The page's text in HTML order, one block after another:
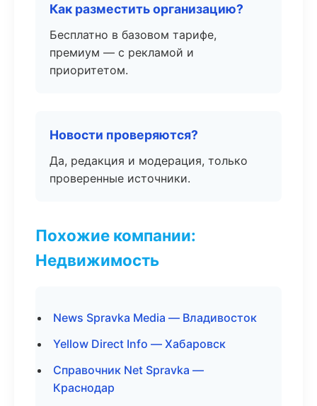
Как разместить организацию?
Бесплатно в базовом тарифе,
премиум — с рекламой и
приоритетом.
Новости проверяются?
Да, редакция и модерация, только
проверенные источники.
Похожие компании:
Недвижимость
News Spravka Media — Владивосток
Yellow Direct Info — Хабаровск
Справочник Net Spravka —
Краснодар